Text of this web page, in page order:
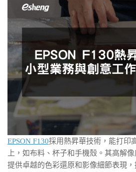
EPSON F130採用熱昇華技術，能打印
上，如布料、杯子和手機殼。其高解
提供卓越的色彩還原和影像細節表現